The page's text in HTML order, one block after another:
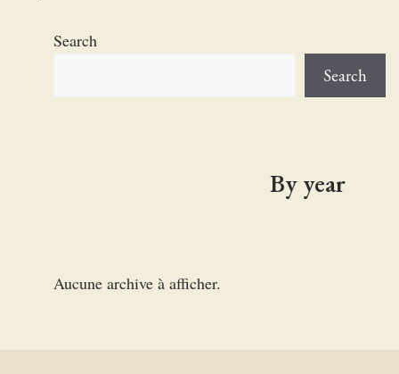
Search
Search
By year
Aucune archive à afficher.